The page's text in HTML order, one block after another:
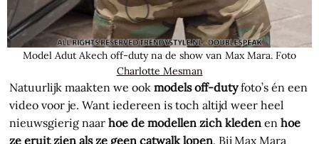
Model Adut Akech off-duty na de show van Max Mara. Foto
Charlotte Mesman
Natuurlijk maakten we ookmodels off-dutyfoto’s én een
video voor je. Want iedereen is toch altijd weer heel
nieuwsgierig naarhoe de modellen zich kleden enhoe
ze eruit zien als ze geen catwalk lopen. Bij Max Mara